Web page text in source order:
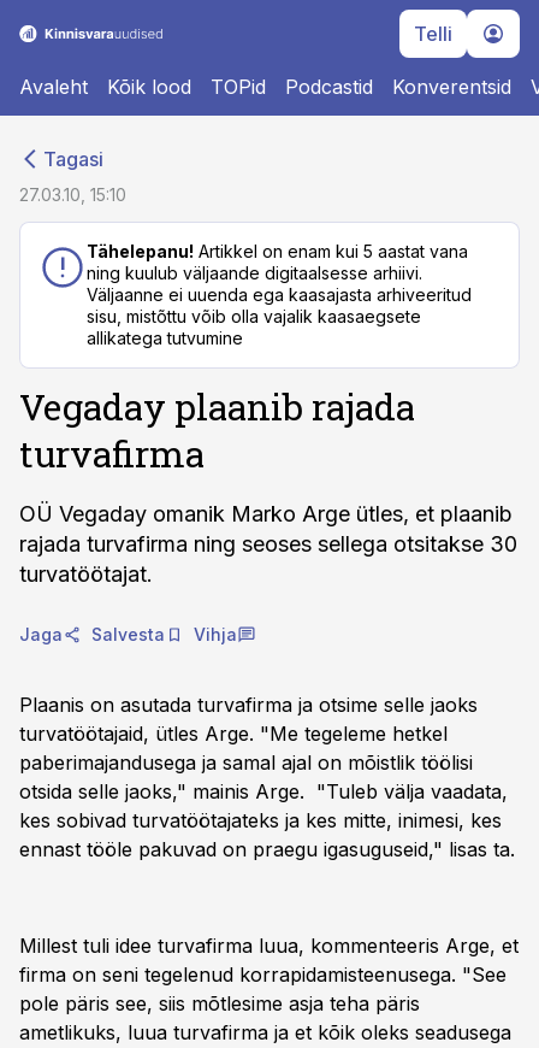
Telli
Avaleht Kõik lood TOPid Podcastid Konverentsid
Tagasi
27.03.10, 15:10
Tähelepanu! Artikkel on enam kui 5 aastat vana
ning kuulub väljaande digitaalsesse arhiivi.
Väljaanne ei uuenda ega kaasajasta arhiveeritud
sisu, mistõttu võib olla vajalik kaasaegsete
allikatega tutvumine
Vegaday plaanib rajada
turvafirma
OÜ Vegaday omanik Marko Arge ütles, et plaanib
rajada turvafirma ning seoses sellega otsitakse 30
turvatöötajat.
Jaga Salvesta Vihja
Plaanis on asutada turvafirma ja otsime selle jaoks
turvatöötajaid, ütles Arge. "Me tegeleme hetkel
paberimajandusega ja samal ajal on mõistlik töölisi
otsida selle jaoks," mainis Arge. "Tuleb välja vaadata,
kes sobivad turvatöötajateks ja kes mitte, inimesi, kes
ennast tööle pakuvad on praegu igasuguseid," lisas ta.
Millest tuli idee turvafirma luua, kommenteeris Arge, et
firma on seni tegelenud korrapidamisteenusega. "See
pole päris see, siis mõtlesime asja teha päris
ametlikuks, luua turvafirma ja et kõik oleks seadusega